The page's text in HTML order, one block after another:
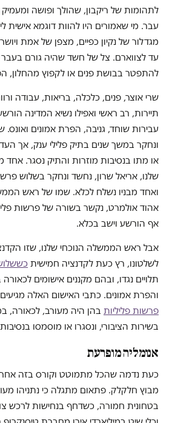
לתהומות של ריקבון, שהולך ופושה ומעמיק
עבר. מי שאמורים היו להוות דוגמא אישית
מגדלור של נקיון כפיים, מצפן של אמת
עד לצווארם. צל של חשד שהיה גורם בעבר
להתפטר בבושת פנים או לקפוץ מהחלון,
שרי אוצר, פנים, כלכלה, בריאות, עבודה
תיירות, רב ראשי ואפילו נשיא המדינה
עבירות שוחד, גניבה, הפרת אמונים ואונס.
ונחקר במשך שנים בתיק פלילי ענק, אך
או מתו בנסיבות מוזרות והתיק נסגר.
שלנו, אריאל שרון, נחשד ונחקר בשלוש
ואחד מבניו נשלח לכלא. שמו של ראש
אהוד אולמרט, נקשר בשורה של פרשות
אף הורשע וישב בכלא.
אבל ראש הממשלה הנוכחי שלנו, שזו
לשלטונו, רץ כעת לקדנציה חמישית
תלויים נגדו, ובהם מקננים אישומים
והפרת אמונים. כתבי האישום האלה
פרשות פליליות
בשירות הציבורי, ונסגרו או מוסמסו
אנומליה מופרעת
כעת נדמה שהכל מתמוטט וקורס בזה אחר
מבוץ חלקלק. פתאום מתגלה כי נתניהו
בטחונית חמורה, כשדחף בנחישות לרכש